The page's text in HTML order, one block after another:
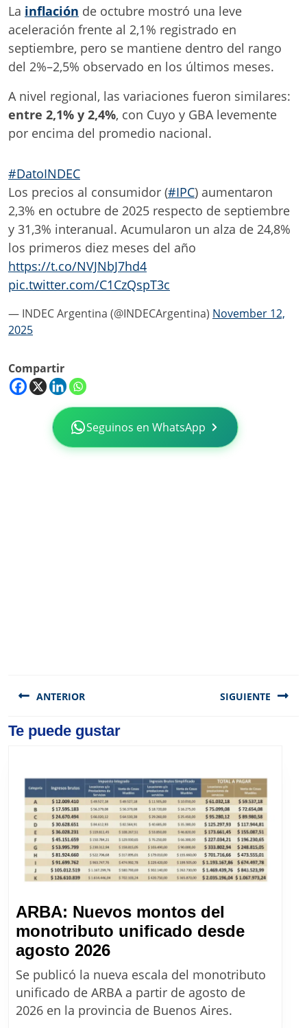
La inflación de octubre mostró una leve
aceleración frente al 2,1% registrado en
septiembre, pero se mantiene dentro del rango
del 2%–2,5% observado en los últimos meses.
A nivel regional, las variaciones fueron similares:
entre 2,1% y 2,4%, con Cuyo y GBA levemente
por encima del promedio nacional.
#DatoINDEC
Los precios al consumidor (#IPC) aumentaron
2,3% en octubre de 2025 respecto de septiembre
y 31,3% interanual. Acumularon un alza de 24,8%
los primeros diez meses del año
https://t.co/NVJNbJ7hd4
pic.twitter.com/C1CzQspT3c
— INDEC Argentina (@INDECArgentina) November 12,
2025
Compartir
Seguinos en WhatsApp
de
ANTERIOR
Previous
SIGUIENTE
Te puede gustar
ARBA: Nuevos montos del
monotributo unificado desde
agosto 2026ARBA:
Nuevos
montos
del
Se publicó la nueva escala del monotributo
unificado de ARBA a partir de agosto de
2026 en la provincia de Buenos Aires.